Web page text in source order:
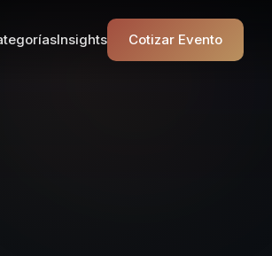
Insights Cotizar Evento